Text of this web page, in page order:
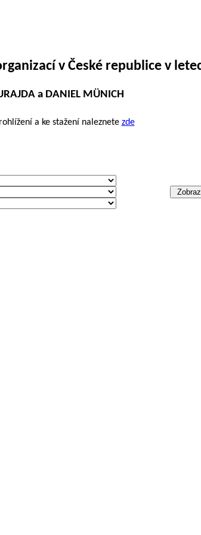
v České republice v
a DANIEL MÜNICH
a ke stažení naleznete zde